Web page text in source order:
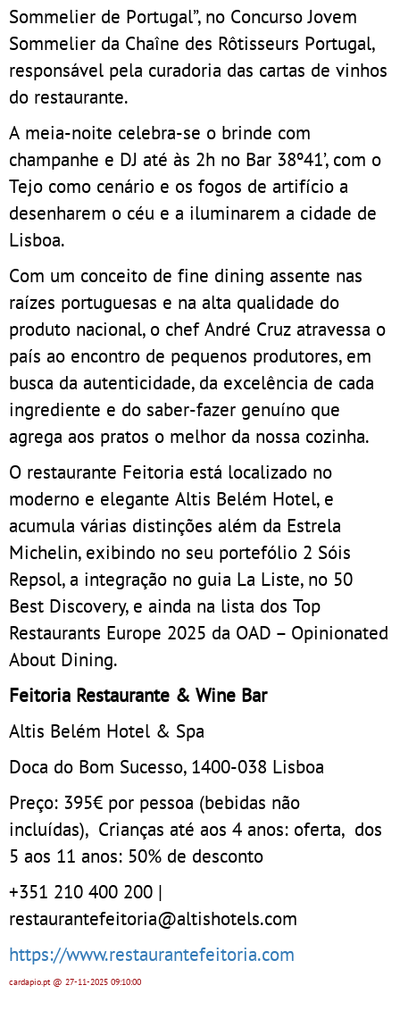
Sommelier de Portugal”, no Concurso Jovem
Sommelier da Chaîne des Rôtisseurs Portugal,
responsável pela curadoria das cartas de vinhos
do restaurante.
A meia-noite celebra-se o brinde com
champanhe e DJ até às 2h no Bar 38º41’, com o
Tejo como cenário e os fogos de artifício a
desenharem o céu e a iluminarem a cidade de
Lisboa.
Com um conceito de fine dining assente nas
raízes portuguesas e na alta qualidade do
produto nacional, o chef André Cruz atravessa o
país ao encontro de pequenos produtores, em
busca da autenticidade, da excelência de cada
ingrediente e do saber-fazer genuíno que
agrega aos pratos o melhor da nossa cozinha.
O restaurante Feitoria está localizado no
moderno e elegante Altis Belém Hotel, e
acumula várias distinções além da Estrela
Michelin, exibindo no seu portefólio 2 Sóis
Repsol, a integração no guia La Liste, no 50
Best Discovery, e ainda na lista dos Top
Restaurants Europe 2025 da OAD – Opinionated
About Dining.
Feitoria Restaurante & Wine Bar
Altis Belém Hotel & Spa
Doca do Bom Sucesso, 1400-038 Lisboa
Preço: 395€ por pessoa (bebidas não
incluídas), Crianças até aos 4 anos: oferta, dos
5 aos 11 anos: 50% de desconto
+351 210 400 200 |
restaurantefeitoria@altishotels.com
https://www.restaurantefeitoria.com
cardapio.pt@ 27-11-2025 09:10:00